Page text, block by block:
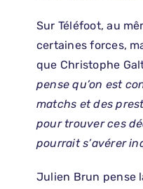
Sur Téléfoot, au
certaines forces,
que Christophe
pense qu’on est
matchs et des
pour trouver ces
pourrait s’avérer
Julien Brun pense